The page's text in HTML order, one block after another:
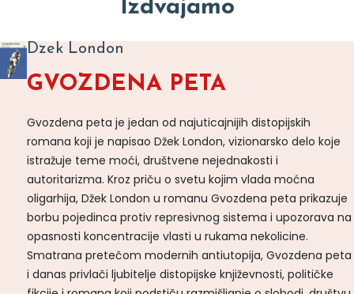
Izdvajamo
Dzek London
GVOZDENA PETA
Gvozdena peta je jedan od najuticajnijih distopijskih
romana koji je napisao Džek London, vizionarsko delo koje
istražuje teme moći, društvene nejednakosti i
autoritarizma. Kroz priču o svetu kojim vlada moćna
oligarhija, Džek London u romanu Gvozdena peta prikazuje
borbu pojedinca protiv represivnog sistema i upozorava na
opasnosti koncentracije vlasti u rukama nekolicine.
Smatrana pretečom modernih antiutopija, Gvozdena peta
i danas privlači ljubitelje distopijske književnosti, političke